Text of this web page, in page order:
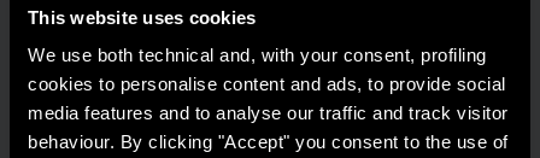
This website uses cookies
We use both technical and, with your consent, profiling
cookies to personalise content and ads, to provide social
media features and to analyse our traffic and track visitor
behaviour. By clicking "Accept" you consent to the use of